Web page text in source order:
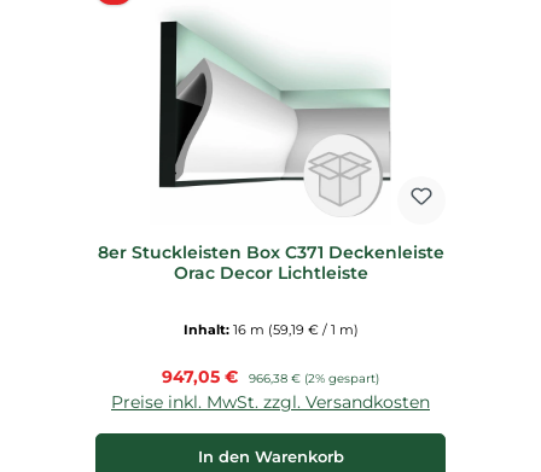
8er Stuckleisten Box C371 Deckenleiste
Orac Decor Lichtleiste
Inhalt: 16 m (59,19 € / 1 m)
Verkaufspreis:
947,05 € Regulärer Preis:
966,38 € (2% gespart)
Preise inkl. MwSt. zzgl. Versandkosten
In den Warenkorb